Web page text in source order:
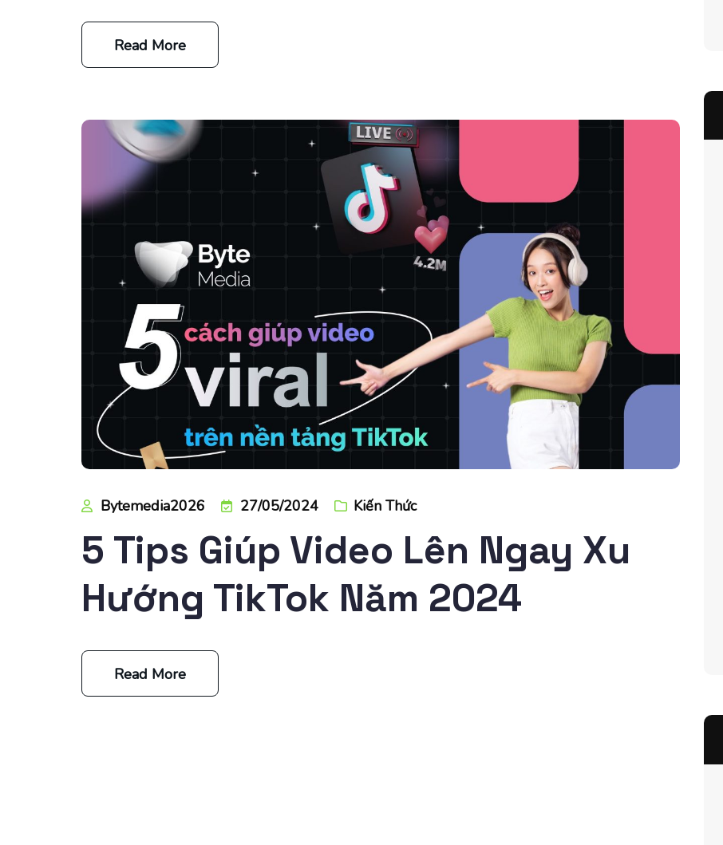
Read More
Bytemedia2026 27/05/2024 Kiến Thức
5 Tips Giúp Video Lên Ngay Xu
Hướng TikTok Năm 2024
Read More